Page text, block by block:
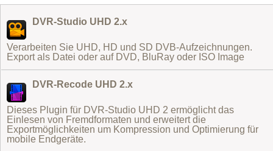
DVR-Studio UHD 2.x
Verarbeiten Sie UHD, HD und SD DVB-Aufzeichnungen.
Export als Datei oder auf DVD, BluRay oder ISO Image
DVR-Recode UHD 2.x
Dieses Plugin für DVR-Studio UHD 2 ermöglicht das
Einlesen von Fremdformaten und erweitert die
Exportmöglichkeiten um Kompression und Optimierung für
mobile Endgeräte.